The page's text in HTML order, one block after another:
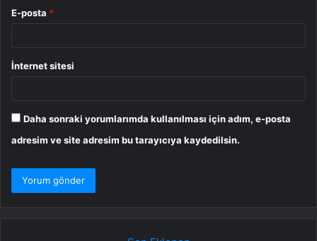
E-posta *
İnternet sitesi
Daha sonraki yorumlarımda kullanılması için adım, e-posta
adresim ve site adresim bu tarayıcıya kaydedilsin.